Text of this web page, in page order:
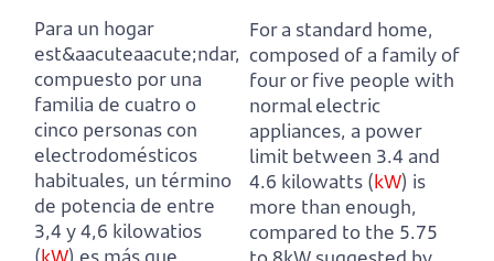
Para un hogar
est&aacuteaacute;ndar,
compuesto por una
familia de cuatro o
cinco personas con
electrodomésticos
habituales, un término
de potencia de entre
3,4 y 4,6 kilowatios
For a standard home,
composed of a family of
four or five people with
normal electric
appliances, a power
limit between 3.4 and
4.6 kilowatts (kW) is
more than enough,
compared to the 5.75